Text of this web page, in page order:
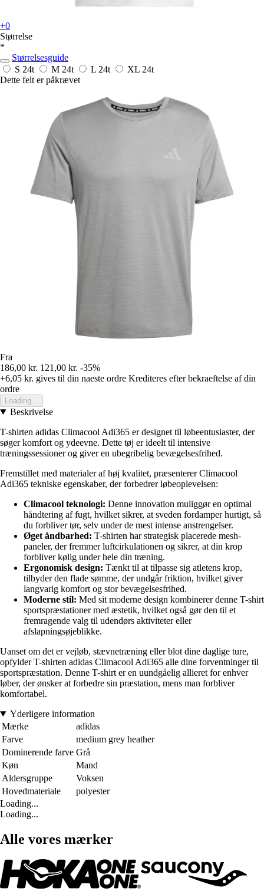
+0
Størrelse
*
Størrelsesguide
S 24t M 24t L 24t XL 24t
Dette felt er påkrævet
Fra
186,00 kr. 121,00 kr. -35%
+6,05 kr. gives til din naeste ordre Krediteres efter bekraeftelse af din
ordre
Loading...
Beskrivelse
T-shirten adidas Climacool Adi365 er designet til løbeentusiaster, der
søger komfort og ydeevne. Dette tøj er ideelt til intensive
træningssessioner og giver en ubegribelig bevægelsesfrihed.
Fremstillet med materialer af høj kvalitet, præsenterer Climacool
Adi365 tekniske egenskaber, der forbedrer løbeoplevelsen:
Climacool teknologi: Denne innovation muliggør en optimal
håndtering af fugt, hvilket sikrer, at sveden fordamper hurtigt, så
du forbliver tør, selv under de mest intense anstrengelser.
Øget åndbarhed: T-shirten har strategisk placerede mesh-
paneler, der fremmer luftcirkulationen og sikrer, at din krop
forbliver kølig under hele din træning.
Ergonomisk design: Tænkt til at tilpasse sig atletens krop,
tilbyder den flade sømme, der undgår friktion, hvilket giver
langvarig komfort og stor bevægelsesfrihed.
Moderne stil: Med sit moderne design kombinerer denne T-shirt
sportspræstationer med æstetik, hvilket også gør den til et
fremragende valg til udendørs aktiviteter eller
afslapningsøjeblikke.
Uanset om det er vejløb, stævnetræning eller blot dine daglige ture,
opfylder T-shirten adidas Climacool Adi365 alle dine forventninger til
sportspræstation. Denne T-shirt er en uundgåelig allieret for enhver
løber, der ønsker at forbedre sin præstation, mens man forbliver
komfortabel.
Yderligere information
Mærke
adidas
Farve
medium grey heather
Dominerende farve Grå
Køn
Mand
Aldersgruppe
Voksen
Hovedmateriale
polyester
Loading...
Loading...
Alle vores mærker